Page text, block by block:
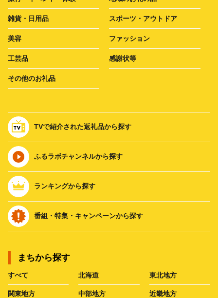
雑貨・日用品 スポーツ・アウトドア
美容 ファッション
工芸品 感謝状等
その他のお礼品
TVで紹介された返礼品から探す
ふるラボチャンネルから探す
ランキングから探す
番組・特集・キャンペーンから探す
まちから探す
すべて 北海道 東北地方
関東地方 中部地方 近畿地方